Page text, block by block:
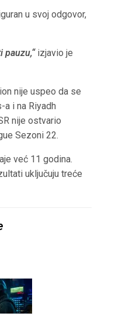
u svoj odgovor,
pauzu,“ izjavio je
nije uspeo da se
i na Riyadh
nije ostvario
Sezoni 22.
već 11 godina.
uključuju treće